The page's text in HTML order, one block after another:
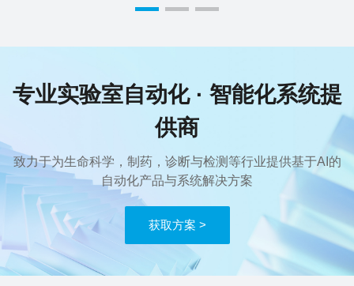
专业实验室自动化 · 智能化系统提
供商
致力于为生命科学，制药，诊断与检测等行业提供基于AI的
自动化产品与系统解决方案
获取方案 >